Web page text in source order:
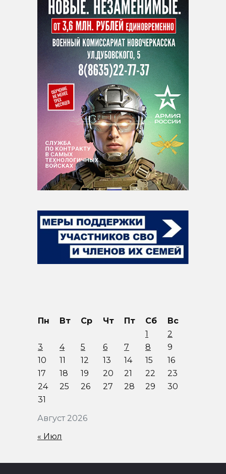
Август 2026
Пн Вт Ср Чт Пт Сб
Вс
1
2
3
4 5 6 7 8
9
10
11 12 13 14 15
16
17
18 19 20 21 22
23
24
25 26 27 28 29
30
31
« Июл